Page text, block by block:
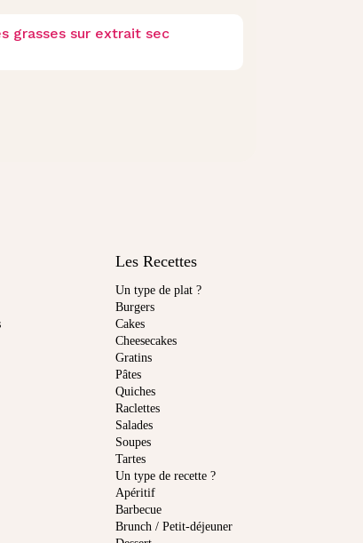
grasses sur extrait sec
Les Recettes
Un type de plat ?
Burgers
Cakes
Cheesecakes
Gratins
Pâtes
Quiches
Raclettes
Salades
Soupes
Tartes
Un type de recette ?
Apéritif
Barbecue
Brunch / Petit-déjeuner